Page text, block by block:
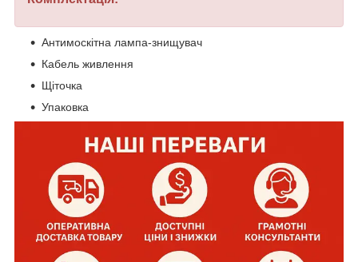
Антимоскітна лампа-знищувач
Кабель живлення
Щіточка
Упаковка